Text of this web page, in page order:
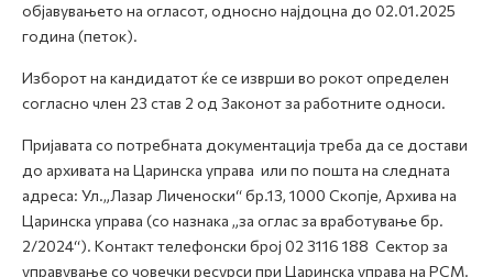
објавувањето на огласот, односно најдоцна до 02.01.2025
година (петок).
Изборот на кандидатот ќе се изврши во рокот определен
согласно член 23 став 2 од Законот за работните односи.
Пријавата со потребната документација треба да се достави
до архивата на Царинска управа или по пошта на следната
адреса: Ул.„Лазар Личеноски“ бр.13, 1000 Скопје, Архива на
Царинска управа (со назнака „за оглас за вработување бр.
2/2024“). Контакт телефонски број 02 3116 188 Сектор за
управување со човечки ресурси при Царинска управа на РСМ.